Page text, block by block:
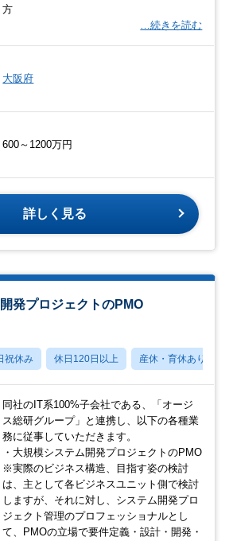
方
…続きを読む
大阪府
600～1200万円
詳しく見る
発プロジェクトのPMO
祝休み 休日120日以上 産休・育休あり
同社のIT系100%子会社である、「オージ
ス総研グループ」と連携し、以下の各種業
務に従事していただきます。
・大規模システム開発プロジェクトのPMO
※実際のビジネス構造、目指す姿の検討
は、主として各ビジネスユニット側で検討
しますが、それに対し、システム開発プロ
ジェクト管理のプロフェッショナルとし
て、PMOの立場で要件定義・設計・開発・